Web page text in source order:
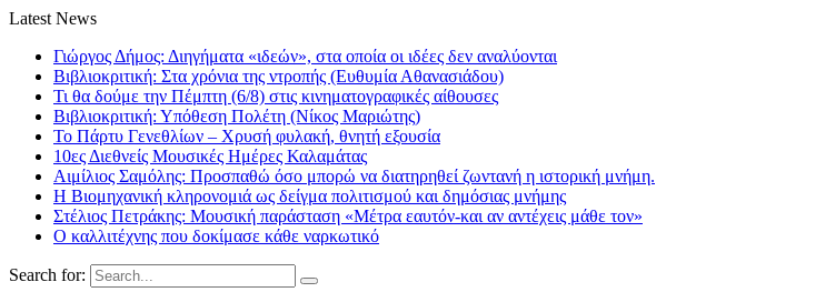
Latest News
Γιώργος Δήμος: Διηγήματα «ιδεών», στα οποία οι ιδέες δεν αναλύονται
Βιβλιοκριτική: Στα χρόνια της ντροπής (Ευθυμία Αθανασιάδου)
Τι θα δούμε την Πέμπτη (6/8) στις κινηματογραφικές αίθουσες
Βιβλιοκριτική: Υπόθεση Πολέτη (Νίκος Μαριώτης)
Το Πάρτυ Γενεθλίων – Χρυσή φυλακή, θνητή εξουσία
10ες Διεθνείς Μουσικές Ημέρες Καλαμάτας
Αιμίλιος Σαμόλης: Προσπαθώ όσο μπορώ να διατηρηθεί ζωντανή η ιστορική μνήμη.
Η Βιομηχανική κληρονομιά ως δείγμα πολιτισμού και δημόσιας μνήμης
Στέλιος Πετράκης: Μουσική παράσταση «Μέτρα εαυτόν-και αν αντέχεις μάθε τον»
Ο καλλιτέχνης που δοκίμασε κάθε ναρκωτικό
Search for: